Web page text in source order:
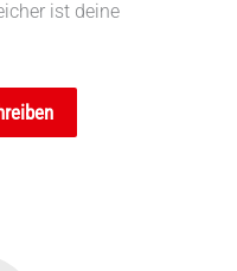
ist deine